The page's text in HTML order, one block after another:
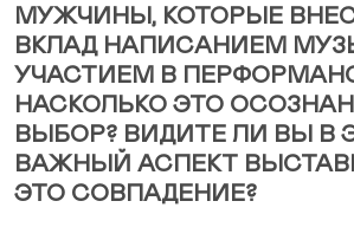
МУЖЧИНЫ, КОТОРЫЕ
ВКЛАД НАПИСАНИЕМ
УЧАСТИЕМ В
НАСКОЛЬКО ЭТО
ВЫБОР? ВИДИТЕ ЛИ ВЫ В
ВАЖНЫЙ АСПЕКТ
ЭТО СОВПАДЕНИЕ?